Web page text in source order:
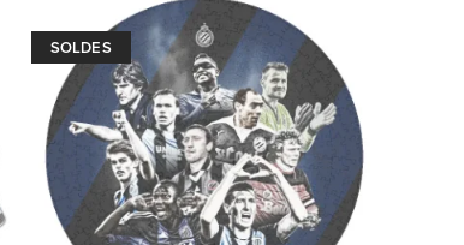
SOLDES